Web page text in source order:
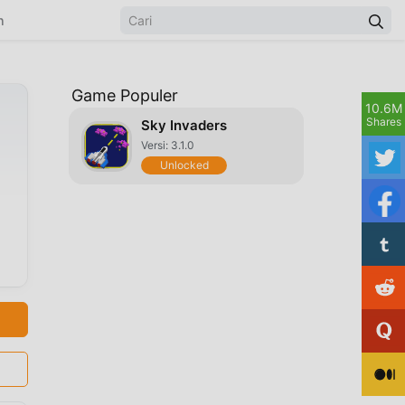
Game Populer
Sky Invaders
Versi: 3.1.0
Unlocked
10.6M
Shares